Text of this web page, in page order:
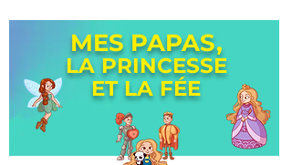
MES PAPAS,
LA PRINCESSE
ET LA FÉE